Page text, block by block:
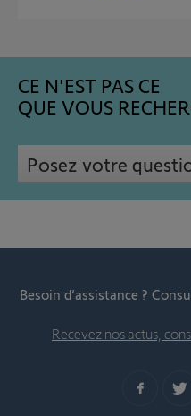
CE N'EST PAS CE
QUE VOUS
Posez votre
Besoin d’assistance ?
Recevez nos actus,